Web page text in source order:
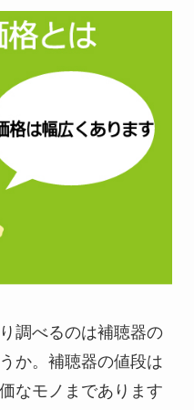
調べるのは補聴器の
か。補聴器の値段は
なモノまであります